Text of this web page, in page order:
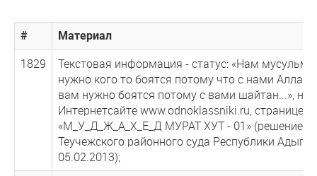
# Материал
1829
Текстовая информация - статус: «Нам
нужно кого то боятся потому что с нами
вам нужно боятся потому с вами шайтан...», на
Интернетсайте www.odnoklassniki.ru, странице
«М_У_Д_Ж_А_Х_Е_Д МУРАТ ХУТ - 01» (решение
Теучежского районного суда Республики
05.02.2013);